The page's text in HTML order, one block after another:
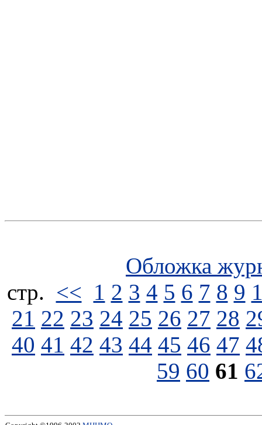
Обложка
стp. << 1 2 3 4 5 6 7 8 9
21 22 23 24 25 26 27 28
40 41 42 43 44 45 46 47
59 60 61